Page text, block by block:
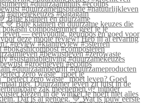
Blije klanten én duurzame
zero waste” moet le